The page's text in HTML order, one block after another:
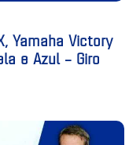
Yamaha Victory
e Azul – Giro